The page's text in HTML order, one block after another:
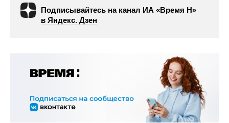
Подписывайтесь на канал ИА «Время Н»
в Яндекс. Дзен